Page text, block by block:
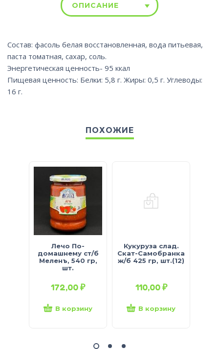
ОПИСАНИЕ
Состав: фасоль белая восстановленная, вода питьевая,
паста томатная, сахар, соль.
Энергетическая ценность- 95 ккал
Пищевая ценность: Белки: 5,8 г. Жиры: 0,5 г. Углеводы:
16 г.
ПОХОЖИЕ
Лечо По-
домашнему ст/б
Меленъ, 540 гр,
шт.
172,00₽
В корзину
Кукуруза слад.
Скат-Самобранка
ж/б 425 гр, шт.(12)
110,00₽
В корзину